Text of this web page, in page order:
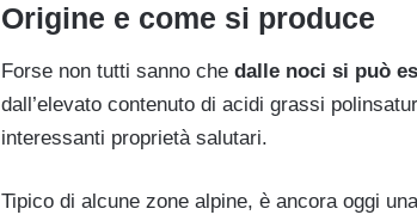
Origine e come si produce
Forse non tutti sanno che dalle noci si può
dall’elevato contenuto di acidi grassi
interessanti proprietà salutari.
Tipico di alcune zone alpine, è ancora oggi